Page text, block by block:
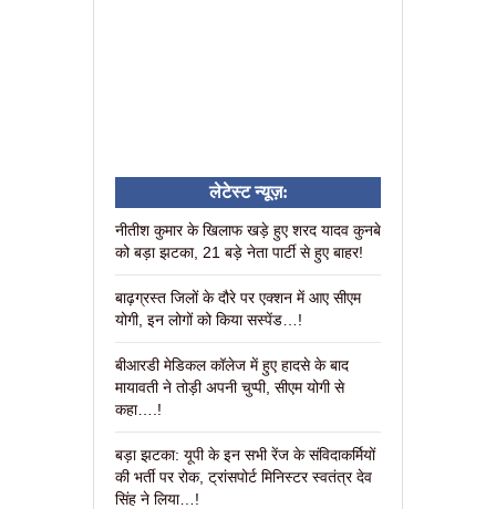
लेटेस्ट न्यूज़:
नीतीश कुमार के खिलाफ खड़े हुए शरद यादव कुनबे
को बड़ा झटका, 21 बड़े नेता पार्टी से हुए बाहर!
बाढ़ग्रस्त जिलों के दौरे पर एक्शन में आए सीएम
योगी, इन लोगों को किया सस्पेंड…!
बीआरडी मेडिकल कॉलेज में हुए हादसे के बाद
मायावती ने तोड़ी अपनी चुप्पी, सीएम योगी से
कहा….!
बड़ा झटका: यूपी के इन सभी रेंज के संविदाकर्मियों
की भर्ती पर रोक, ट्रांसपोर्ट मिनिस्टर स्वतंत्र देव
सिंह ने लिया…!